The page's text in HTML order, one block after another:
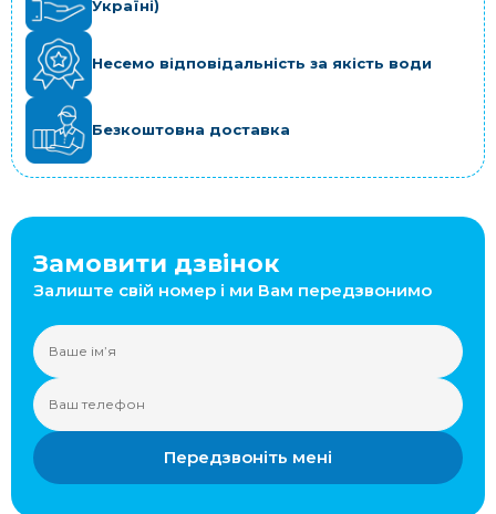
Україні)
Несемо відповідальність за якість води
Безкоштовна доставка
Замовити дзвінок
Залиште свій номер і ми Вам передзвонимо
Передзвоніть мені